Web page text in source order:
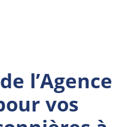
l’Agence
vos